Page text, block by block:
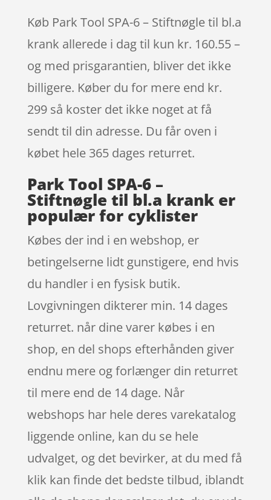
Køb Park Tool SPA-6 – Stiftnøgle til bl.a
krank allerede i dag til kun kr. 160.55 –
og med prisgarantien, bliver det ikke
billigere. Køber du for mere end kr.
299 så koster det ikke noget at få
sendt til din adresse. Du får oven i
købet hele 365 dages returret.
Park Tool SPA-6 –
Stiftnøgle til bl.a krank er
populær for cyklister
Købes der ind i en webshop, er
betingelserne lidt gunstigere, end hvis
du handler i en fysisk butik.
Lovgivningen dikterer min. 14 dages
returret. når dine varer købes i en
shop, en del shops efterhånden giver
endnu mere og forlænger din returret
til mere end de 14 dage. Når
webshops har hele deres varekatalog
liggende online, kan du se hele
udvalget, og det bevirker, at du med få
klik kan finde det bedste tilbud, iblandt